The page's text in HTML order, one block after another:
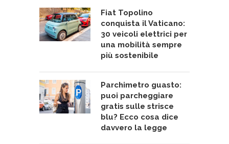
Fiat Topolino
conquista il Vaticano:
30 veicoli elettrici per
una mobilità sempre
più sostenibile
Parchimetro guasto:
puoi parcheggiare
gratis sulle strisce
blu? Ecco cosa dice
davvero la legge